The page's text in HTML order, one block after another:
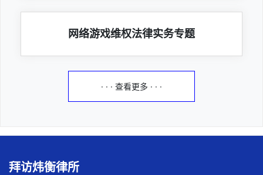
网络游戏维权法律实务专题
· · · 查看更多 · · ·
拜访炜衡律所